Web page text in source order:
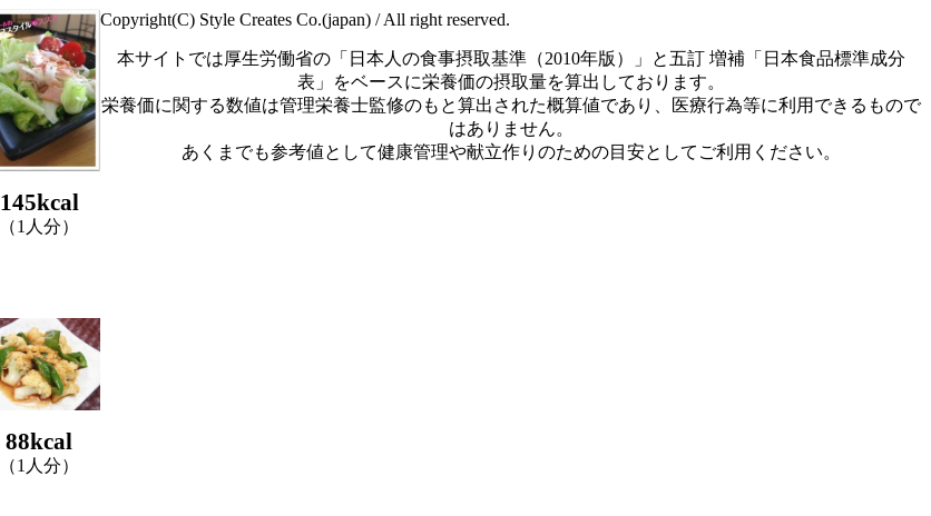
145kcal
（1人分）
88kcal
（1人分）
Copyright(C) Style Creates Co.(japan) / All right reserved.
本サイトでは厚生労働省の「日本人の食事摂取基準（2010年版）」と五訂 増補「日本食品標準成分
表」をベースに栄養価の摂取量を算出しております。
栄養価に関する数値は管理栄養士監修のもと算出された概算値であり、医療行為等に利用できるもので
はありません。
あくまでも参考値として健康管理や献立作りのための目安としてご利用ください。